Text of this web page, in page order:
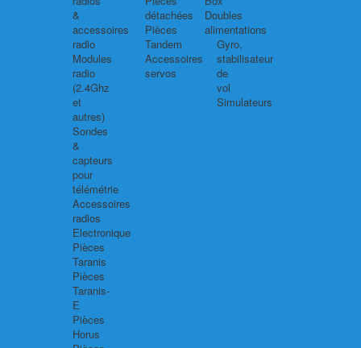
&
accessoires
radio
Modules
radio
(2.4Ghz
et
autres)
Sondes
&
capteurs
pour
télémétrie
Accessoires
radios
Electronique
Pièces
Taranis
Pièces
Taranis-
E
Pièces
Horus
détachées
Pièces
Tandem
Accessoires
servos
Doubles
alimentations
Gyro,
stabilisateur
de
vol
Simulateurs